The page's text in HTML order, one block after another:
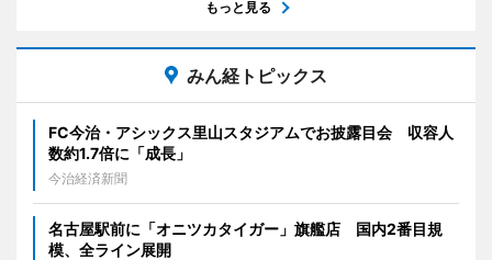
もっと見る
みん経トピックス
FC今治・アシックス里山スタジアムでお披露目会 収容人
数約1.7倍に「成長」
今治経済新聞
名古屋駅前に「オニツカタイガー」旗艦店 国内2番目規
模、全ライン展開